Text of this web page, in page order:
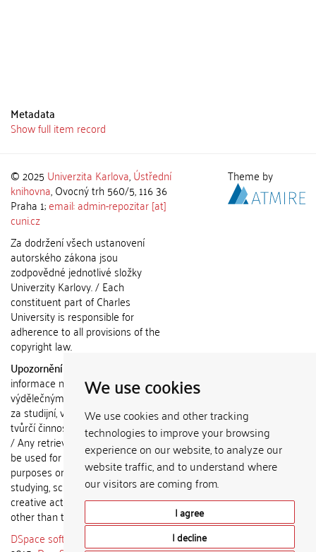
We use cookies
We use cookies and other tracking
technologies to improve your browsing
experience on our website, to analyze our
website traffic, and to understand where
our visitors are coming from.
I agree
I decline
Metadata
Show full item record
© 2025 Univerzita Karlova,Ústřední
knihovna, Ovocný trh 560/5, 116 36
Praha 1;email: admin-repozitar [at]
cuni.cz
Za dodržení všech ustanovení
autorského zákona jsou
zodpovědné jednotlivé složky
Univerzity Karlovy. / Each
constituent part of Charles
University is responsible for
adherence to all provisions of the
copyright law.
Upozornění / Notice:
informace nemohou být použity k
výdělečným účelům nebo vydávány
za studijní, vědeckou nebo jinou
tvůrčí činnost jiné osoby než autora.
/ Any retrieved information shall not
be used for any commercial
purposes or claimed as results of
studying, scientific or any other
creative activities of any person
other than the author.
DSpace software
Theme by